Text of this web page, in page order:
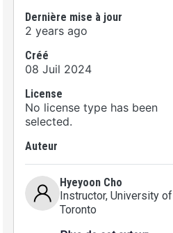
Dernière mise à jour
2 years ago
Créé
08 Juil 2024
License
No license type has been
selected.
Auteur
Hyeyoon Cho
Instructor, University of
Toronto